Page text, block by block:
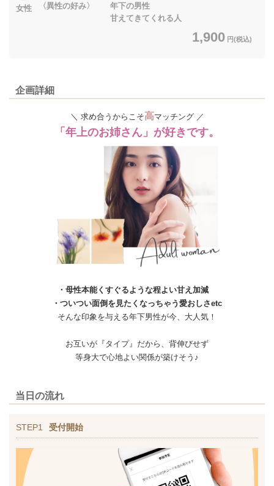
女性
〈異性の好み〉 年下の男性
甘えてきてくれる人
1,900 円(税込)
企画詳細
＼ 求め合うからこそ高マッチング ／
「年上のお姉さん」が好きです。
・母性本能くすぐるような程よい甘え加減
・ついつい面倒を見たくなっちゃう愛おしさetc
そんな印象を与える年下男性が今、大人気！
お互いが『タイプ』だから、背伸びせず
等身大で心地よい関係が築けそう♪
当日の流れ
STEP1 受付開始